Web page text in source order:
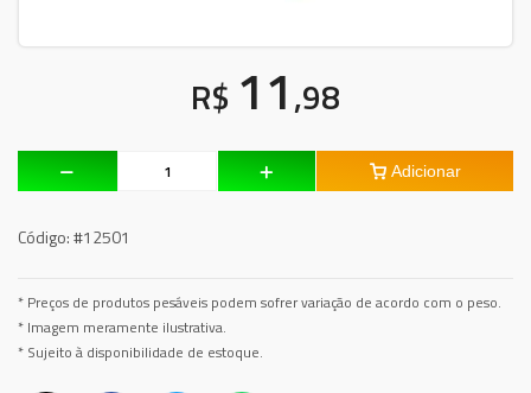
R$ 11,98
Adicionar
Código:#12501
* Preços de produtos pesáveis podem sofrer variação de acordo com o peso.
* Imagem meramente ilustrativa.
* Sujeito à disponibilidade de estoque.